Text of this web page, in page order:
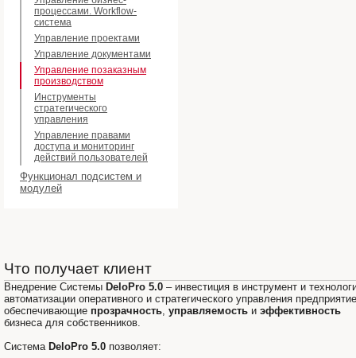
процессами. Workflow-
система
Управление проектами
Управление документами
Управление позаказным
производством
Инструменты
стратегического
управления
Управление правами
доступа и мониторинг
действий пользователей
Функционал подсистем и
модулей
Что получает клиент
Внедрение Системы DeloPro 5.0 – инвестиция в инструмент и
автоматизации оперативного и стратегического управления
обеспечивающие прозрачность, управляемость и эффективность
бизнеса для собственников.
Система DeloPro 5.0 позволяет: